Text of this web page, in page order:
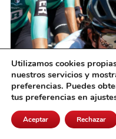
Rubén y Mario
Utilizamos cookies
nuestros servicios y
preferencias. Puedes
tus preferencias en
Aceptar Rechazar